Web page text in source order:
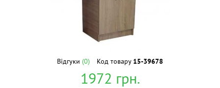
Відгуки (0) Код товару 15-39678
1972 грн.